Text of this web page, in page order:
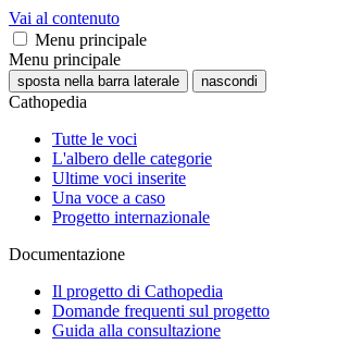
Vai al contenuto
Menu principale
Menu principale
sposta nella barra laterale nascondi
Cathopedia
Tutte le voci
L'albero delle categorie
Ultime voci inserite
Una voce a caso
Progetto internazionale
Documentazione
Il progetto di Cathopedia
Domande frequenti sul progetto
Guida alla consultazione